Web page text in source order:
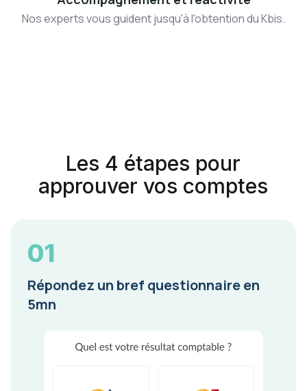
Nos experts vous guident jusqu'à l'obtention du Kbis.
Les 4 étapes pour
approuver vos comptes
01
Répondez un bref questionnaire en
5mn